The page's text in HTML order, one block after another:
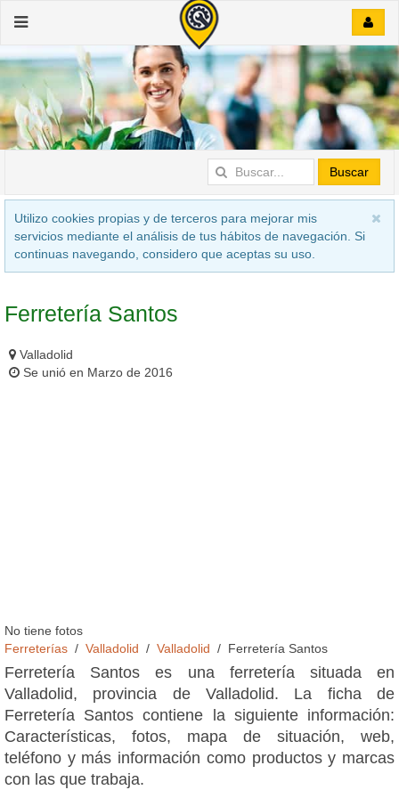
Buscar
Utilizo cookies propias y de terceros para mejorar mis
servicios mediante el análisis de tus hábitos de navegación. Si
continuas navegando, considero que aceptas su uso.
Ferretería Santos
Valladolid
Se unió en Marzo de 2016
No tiene fotos
Ferreterías
Valladolid Valladolid Ferretería Santos
Ferretería Santos es una ferretería situada en
Valladolid, provincia de Valladolid. La ficha de
Ferretería Santos contiene la siguiente información:
Características, fotos, mapa de situación, web,
teléfono y más información como productos y marcas
con las que trabaja.